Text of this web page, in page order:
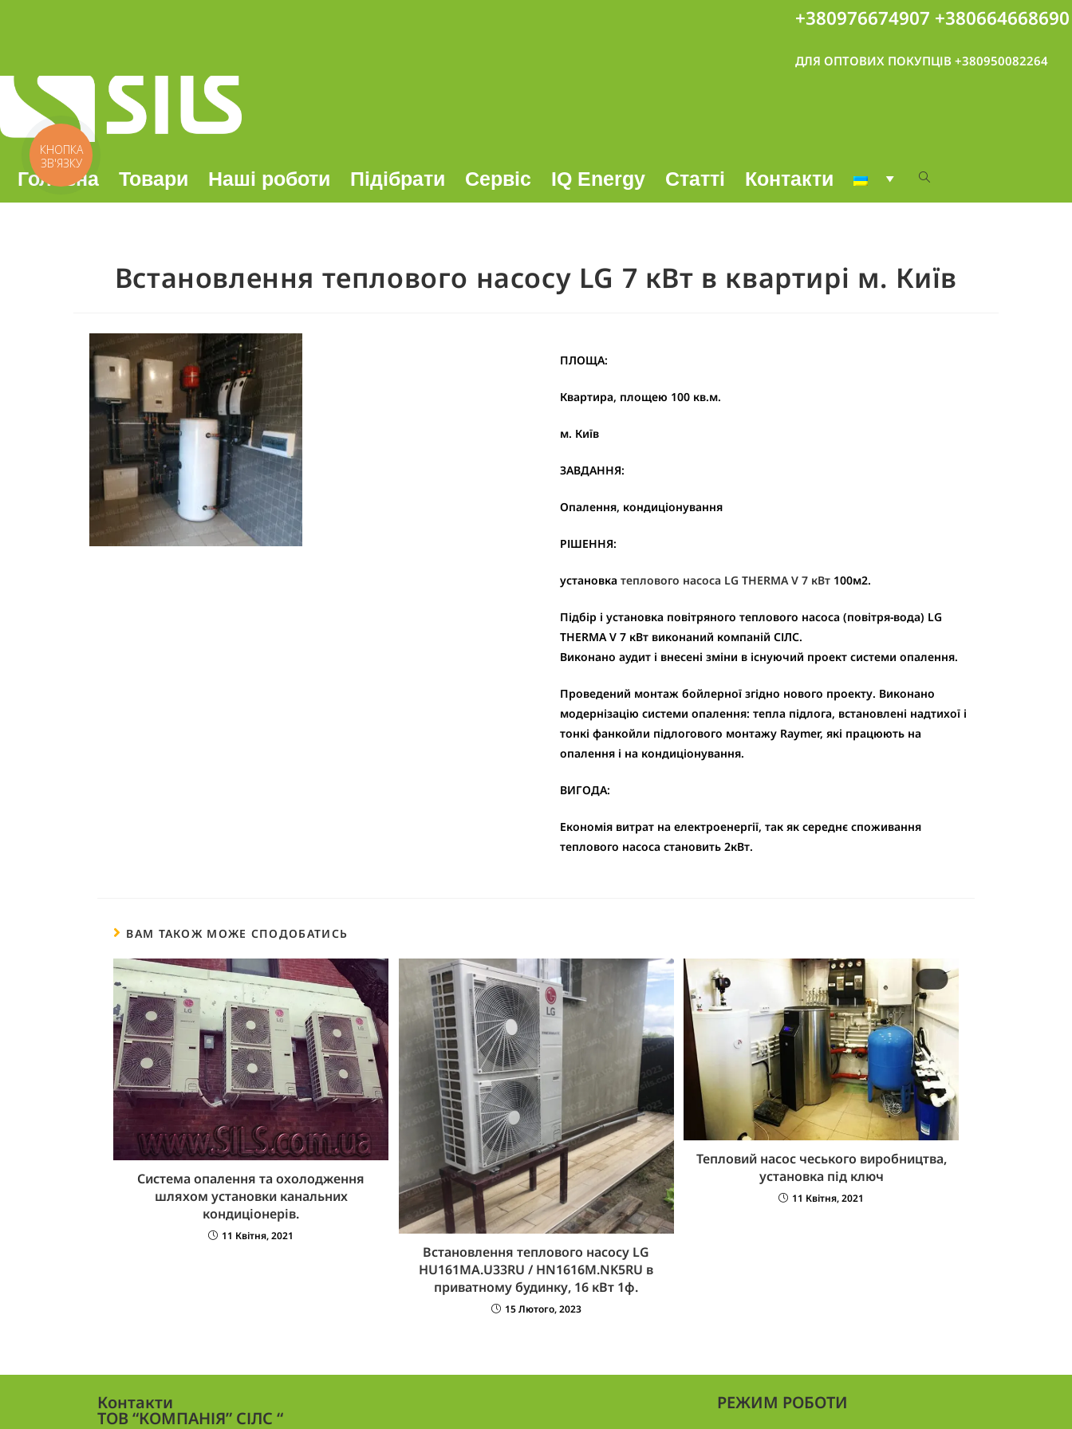
+380976674907 +380664668690
ДЛЯ ОПТОВИХ ПОКУПЦІВ +380950082264
Головна Товари Наші роботи Підібрати Сервіс IQ Energy Статті Контакти
Встановлення теплового насосу LG 7 кВт в квартирі м. Київ
ПЛОЩА:
Квартира, площею 100 кв.м.
м. Київ
ЗАВДАННЯ:
Опалення, кондиціонування
РІШЕННЯ:
установка теплового насоса LG THERMA V 7 кВт 100м2.
Підбір і установка повітряного теплового насоса (повітря-вода) LG
THERMA V 7 кВт виконаний компаній СІЛС.
Виконано аудит і внесені зміни в існуючий проект системи опалення.
Проведений монтаж бойлерної згідно нового проекту. Виконано
модернізацію системи опалення: тепла підлога, встановлені надтихої і
тонкі фанкойли підлогового монтажу Raymer, які працюють на
опалення і на кондиціонування.
ВИГОДА:
Економія витрат на електроенергії, так як середнє споживання
теплового насоса становить 2кВт.
ВАМ ТАКОЖ МОЖЕ СПОДОБАТИСЬ
Система опалення та охолодження
шляхом установки канальних
кондиціонерів.
11 Квітня, 2021
Встановлення теплового насосу LG
HU161MA.U33RU / HN1616M.NK5RU в
приватному будинку, 16 кВт 1ф.
15 Лютого, 2023
Тепловий насос чеського виробництва,
установка під ключ
11 Квітня, 2021
Контакти
ТОВ “КОМПАНІЯ” СІЛС “
РЕЖИМ РОБОТИ
КНОПКА
ЗВ'ЯЗКУ